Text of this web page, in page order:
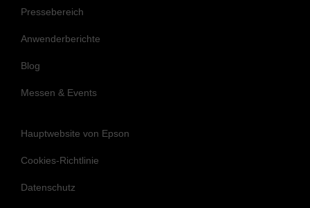
Pressebereich
Anwenderberichte
Blog
Messen & Events
Hauptwebsite von Epson
Cookies-Richtlinie
Datenschutz